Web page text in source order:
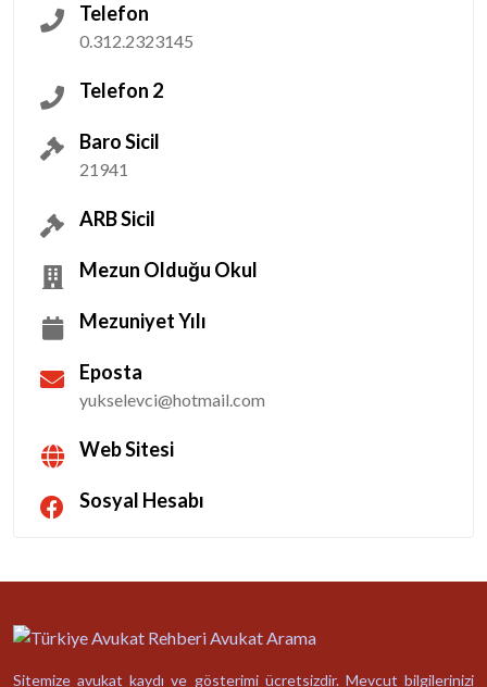
Telefon
0.312.2323145
Telefon 2
Baro Sicil
21941
ARB Sicil
Mezun Olduğu Okul
Mezuniyet Yılı
Eposta
yukselevci@hotmail.com
Web Sitesi
Sosyal Hesabı
Sitemize avukat kaydı ve gösterimi ücretsizdir. Mevcut bilgilerinizi